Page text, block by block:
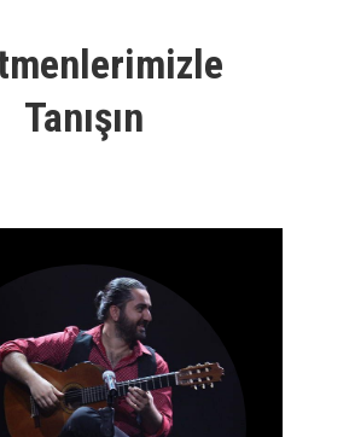
Tanışın